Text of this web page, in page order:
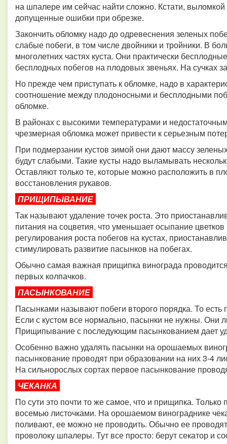
на шпалере им сейчас найти сложно. Кстати,
допущенные ошибки при обрезке.
Закончить обломку надо до одревеснения зеленых
слабые побеги, в том числе двойники и тройники. В
многолетних частях куста. Они практически
бесплодных побегов на плодовых звеньях. На сучках
Но прежде чем приступать к обломке, надо в
соотношение между плодоносными и бесплодными
обломке.
В районах с высокими температурами и
чрезмерная обломка может привести к серьезным
При подмерзании кустов зимой они дают массу
будут слабыми. Такие кусты надо выламывать
Оставляют только те, которые можно расположить в
восстановления рукавов.
ПРИЩИПЫВАНИЕ
Так называют удаление точек роста. Это
питания на соцветия, что уменьшает осыпание
регулирования роста побегов на кустах,
стимулировать развитие пасынков на побегах.
Обычно самая важная прищипка винограда
первых колпачков.
ПАСЫНКОВАНИЕ
Пасынками называют побеги второго порядка. То
Если с кустом все нормально, пасынки не нужны. Они
Прищипывание с последующим пасынкованием дает
Особенно важно удалять пасынки на орошаемых
пасынкование проводят при образовании на них 3-4
На сильнорослых сортах первое пасынкование
ЧЕКАНКА
По сути это почти то же самое, что и прищипка.
восемью листочками. На орошаемом винограднике
поливают, ее можно не проводить. Обычно ее
проволоку шпалеры. Тут все просто: берут секатор и